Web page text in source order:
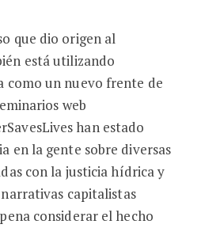
que dio origen al
está utilizando
como un nuevo frente de
web
han estado
en la gente sobre diversas
con la justicia hídrica y
capitalistas
considerar el hecho